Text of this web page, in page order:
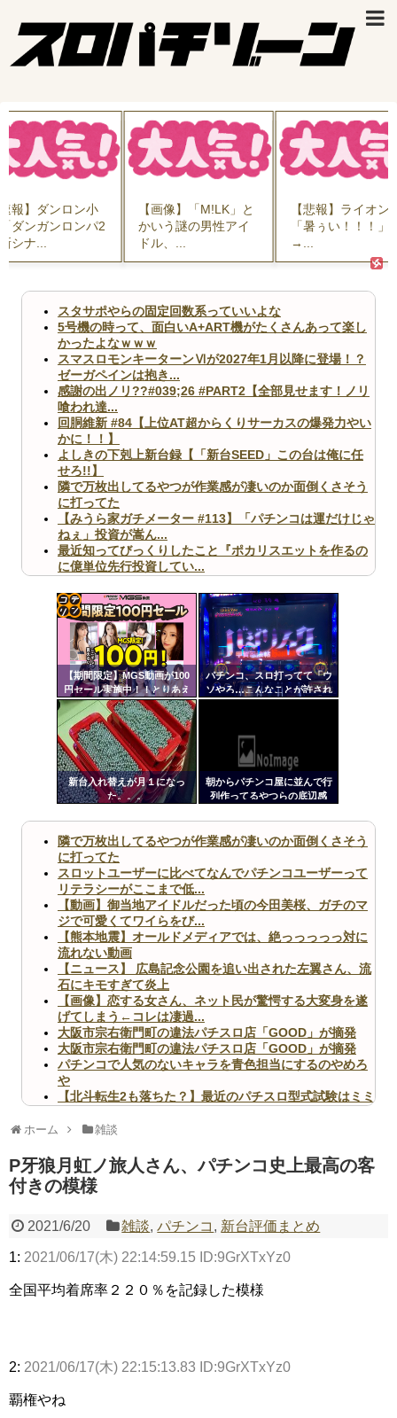
画像】「M!LK」と
いう謎の男性アイ
ル、...
【悲報】ライオン
「暑ぅい！！！」
→...
【画像】伝説の
漫画「特防戦隊
ナレンジャ...
スタサポやらの固定回数系っていいよな
5号機の時って、面白いA+ART機がたくさんあって楽し
かったよなｗｗｗ
スマスロモンキーターンⅥが2027年1月以降に登場！？
ゼーガペインは抱き...
感謝の出ノリ??#039;26 #PART2【全部見せます！ノリ
喰われ達...
回胴維新 #84【上位AT超からくりサーカスの爆発力やい
かに！！】
よしきの下剋上新台録【「新台SEED」この台は俺に任
せろ!!】
隣で万枚出してるやつが作業感が凄いのか面倒くさそう
に打ってた
【みうら家ガチメーター #113】「パチンコは運だけじゃ
ねぇ」投資が嵩ん...
最近知ってびっくりしたこと『ポカリスエットを作るの
に億単位先行投資してい...
ますｗ」←これどうす...
【閲覧注意】俺が近くにいると機械が壊れるんだけどさ
【画像】ペプシコーラ社、「こういうのでいいんだよ」
な新商品を発売
Powered by livedoor 相互RSS
【期間限定】MGS動画が100
円セール実施中！！とりあえ
ず全部買うやろｗｗｗｗｗ
パチンコ、スロ打ってて「ウ
ソやろ…こんなことが許され
新台入れ替えが月１になっ
た。。。
朝からパチンコ屋に並んで行
列作ってるやつらの底辺感
コテ
リン
- 固
定リ
ンク
自動
更新
ツー
隣で万枚出してるやつが作業感が凄いのか面倒くさそう
に打ってた
スロットユーザーに比べてなんでパチンコユーザーって
リテラシーがここまで低...
【動画】御当地アイドルだった頃の今田美桜、ガチのマ
ジで可愛くてワイらをび...
【熊本地震】オールドメディアでは、絶っっっっっ対に
流れない動画
【ニュース】 広島記念公園を追い出された左翼さん、流
石にキモすぎて炎上
【画像】恋する女さん、ネット民が驚愕する大変身を遂
げてしまう←コレは凄過...
大阪市宗右衛門町の違法パチスロ店「GOOD」が摘発
大阪市宗右衛門町の違法パチスロ店「GOOD」が摘発
パチンコで人気のないキャラを青色担当にするのやめろ
や
【北斗転生2も落ちた？】最近のパチスロ型式試験はミミ
無職のパチンコカス(22)なんやが、ワイの人生どれくら
AngelBeats!とかいうクソアニメの思い出ｗｗｗ
Powered by livedoor 相互RSS
ホーム 雑談
P牙狼月虹ノ旅人さん、パチンコ史上最高の客
付きの模様
2021/6/20 雑談,パチンコ , 新台評価まとめ
1: 2021/06/17(木) 22:14:59.15 ID:9GrXTxYz0
全国平均着席率２２０％を記録した模様
2: 2021/06/17(木) 22:15:13.83 ID:9GrXTxYz0
覇権やね